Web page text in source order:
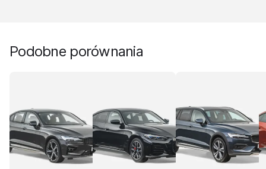
Podobne porównania